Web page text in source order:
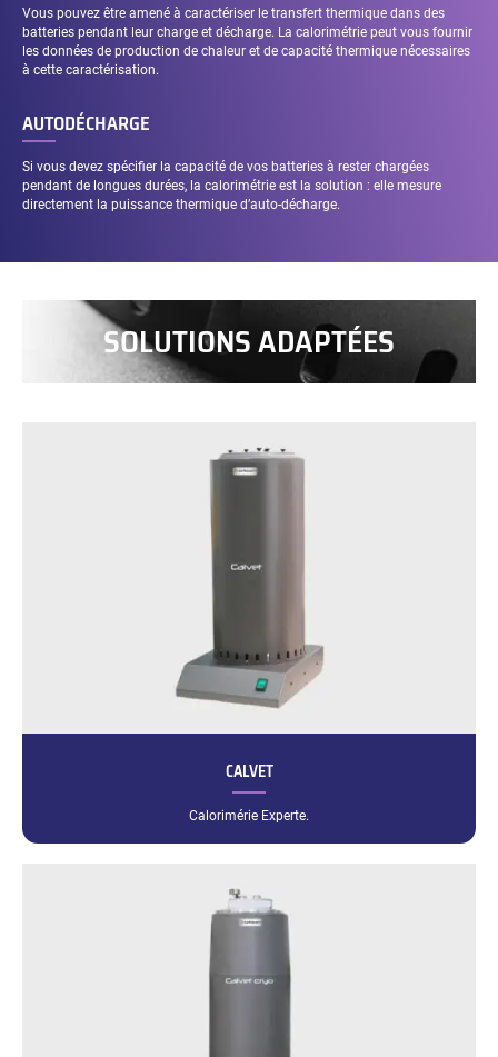
Vous pouvez être amené à caractériser le transfert thermique dans des
batteries pendant leur charge et décharge. La calorimétrie peut vous fournir
les données de production de chaleur et de capacité thermique nécessaires
à cette caractérisation.
AUTODÉCHARGE
Si vous devez spécifier la capacité de vos batteries à rester chargées
pendant de longues durées, la calorimétrie est la solution : elle mesure
directement la puissance thermique d’auto-décharge.
SOLUTIONS ADAPTÉES
CALVET
Calorimérie Experte.